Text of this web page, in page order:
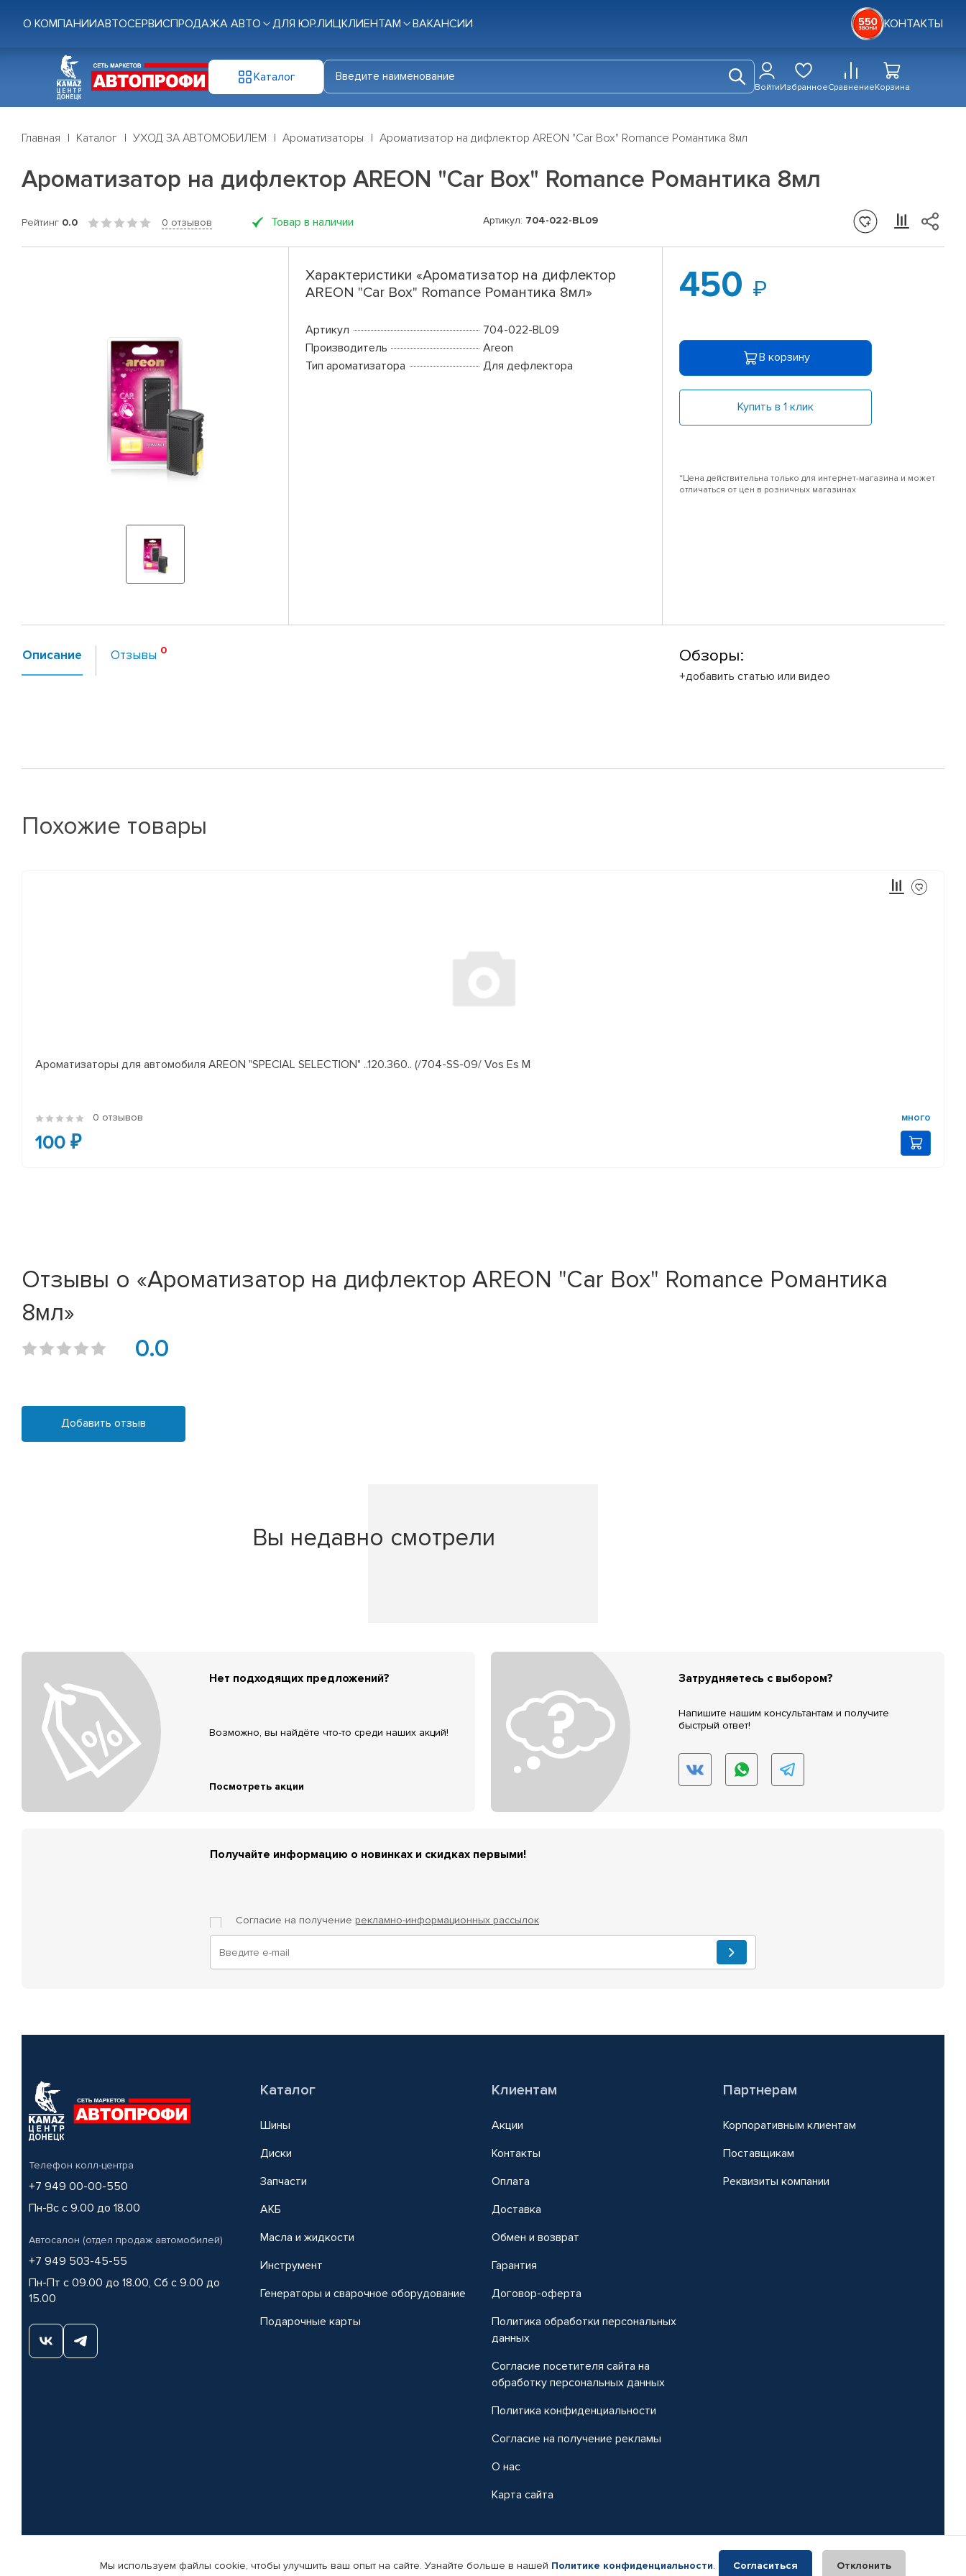
О КОМПАНИИАВТОСЕРВИСПРОДАЖА АВТО ДЛЯ ЮР.ЛИЦКЛИЕНТАМ ВАКАНСИИ КОНТАКТЫ
Каталог
ВойтиИзбранноеСравнениеКорзина
Главная Каталог УХОД ЗА АВТОМОБИЛЕМ Ароматизаторы Ароматизатор на дифлектор AREON "Car Box" Romance Романтика 8мл
Ароматизатор на дифлектор AREON "Car Box" Romance Романтика 8мл
Рейтинг 0.0 0 отзывов Товар в наличии Артикул: 704-022-BL09
Характеристики «Ароматизатор на дифлектор
AREON "Car Box" Romance Романтика 8мл»
Артикул
704-022-BL09
Производитель
Areon
Тип ароматизатора
Для дефлектора
450
В корзину
Купить в 1 клик
*Цена действительна только для интернет-магазина и может
отличаться от цен в розничных магазинах
Описание Отзывы Обзоры:
+добавить статью или видео
Похожие товары
Ароматизаторы для автомобиля AREON "SPECIAL SELECTION" ..120.360.. (/704-SS-09/ Vos Es M
0 отзывов много
100 ₽
Отзывы о «Ароматизатор на дифлектор AREON "Car Box" Romance Романтика
8мл»
0.0
Добавить отзыв
Вы недавно смотрели
Нет подходящих предложений?
Возможно, вы найдёте что-то среди наших акций!
Посмотреть акции
Затрудняетесь с выбором?
Напишите нашим консультантам и получите
быстрый ответ!
Получайте информацию о новинках и скидках первыми!
Согласие на получение рекламно-информационных рассылок
Телефон колл-центра
+7 949 00-00-550
Пн-Вс с 9.00 до 18.00
Автосалон (отдел продаж автомобилей)
+7 949 503-45-55
Пн-Пт с 09.00 до 18.00, Сб с 9.00 до
15.00
Каталог
Шины
Диски
Запчасти
АКБ
Масла и жидкости
Инструмент
Генераторы и сварочное оборудование
Подарочные карты
Клиентам
Акции
Контакты
Оплата
Доставка
Обмен и возврат
Гарантия
Договор-оферта
Политика обработки персональных
данных
Согласие посетителя сайта на
обработку персональных данных
Политика конфиденциальности
Согласие на получение рекламы
О нас
Карта сайта
Партнерам
Корпоративным клиентам
Поставщикам
Реквизиты компании
© КАМАЗ ЦЕНТР ДОНЕЦК, 2015-2026. Все права защищены. Интернет-магазин автомобильных товаров Автопрофи.
Мы используем файлы cookie, чтобы улучшить ваш опыт на сайте. Узнайте больше в нашей Политике конфиденциальности. Согласиться Отклонить